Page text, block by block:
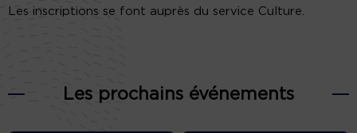
Les inscriptions se font auprès du service Culture.
Les prochains événements